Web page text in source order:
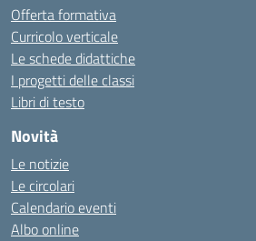
Offerta formativa
Curricolo verticale
Le schede didattiche
I progetti delle classi
Libri di testo
Novità
Le notizie
Le circolari
Calendario eventi
Albo online